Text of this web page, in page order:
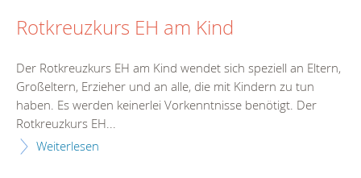
Rotkreuzkurs EH am Kind
Der Rotkreuzkurs EH am Kind wendet sich speziell an Eltern,
Großeltern, Erzieher und an alle, die mit Kindern zu tun
haben. Es werden keinerlei Vorkenntnisse benötigt. Der
Rotkreuzkurs EH...
Weiterlesen